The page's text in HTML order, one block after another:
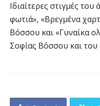
Ιδιαίτερες στιγμές
φωτιά», «Βρεγμένα
Βόσσου και «Γυναίκα
Σοφίας Βόσσου και